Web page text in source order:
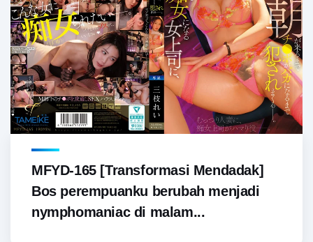
MFYD-165 [Transformasi Mendadak]
Bos perempuanku berubah menjadi
nymphomaniac di malam...